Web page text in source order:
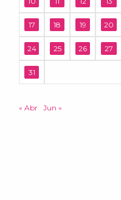
17 18 19 20
24 25 26 27
31
« Abr Jun »